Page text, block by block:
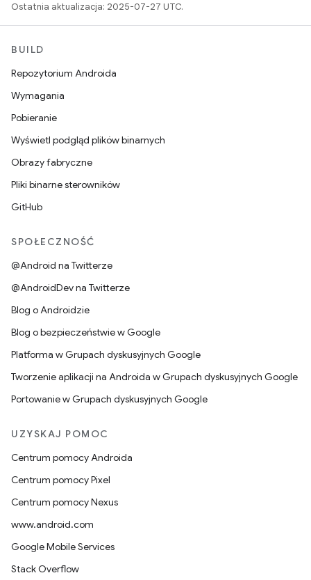
Ostatnia aktualizacja: 2025-07-27 UTC.
BUILD
Repozytorium Androida
Wymagania
Pobieranie
Wyświetl podgląd plików binarnych
Obrazy fabryczne
Pliki binarne sterowników
GitHub
SPOŁECZNOŚĆ
@Android na Twitterze
@AndroidDev na Twitterze
Blog o Androidzie
Blog o bezpieczeństwie w Google
Platforma w Grupach dyskusyjnych Google
Tworzenie aplikacji na Androida w Grupach dyskusyjnych Google
Portowanie w Grupach dyskusyjnych Google
UZYSKAJ POMOC
Centrum pomocy Androida
Centrum pomocy Pixel
Centrum pomocy Nexus
www.android.com
Google Mobile Services
Stack Overflow